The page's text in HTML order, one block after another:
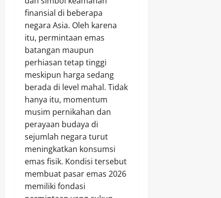
finansial di beberapa
negara Asia. Oleh karena
itu, permintaan emas
batangan maupun
perhiasan tetap tinggi
meskipun harga sedang
berada di level mahal. Tidak
hanya itu, momentum
musim pernikahan dan
perayaan budaya di
sejumlah negara turut
meningkatkan konsumsi
emas fisik. Kondisi tersebut
membuat pasar emas 2026
memiliki fondasi